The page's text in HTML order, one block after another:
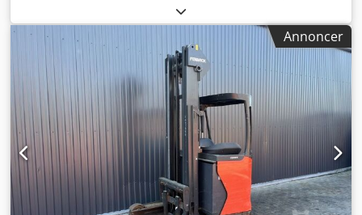
7.160 mm
brændstoftype:elektrisk, mastetype:triplex,
bygningshøjde:
, drivtype:
, Reachtruck
ISO-klasse: ISO klasse 2 = 1.000 - 2.500 kg Masttype: Triplex
Stand: Klar til brug og fuldt funktionsdygtig Teknisk stand:
god Batteri volt: 48V Djdpfxjzqw R So Apwokr Sideskifter,
Annoncer